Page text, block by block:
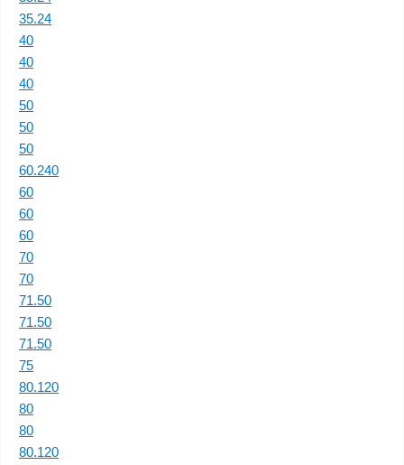
35.24
40
40
40
50
50
50
60.240
60
60
60
70
70
71.50
71.50
71.50
75
80.120
80
80
80.120